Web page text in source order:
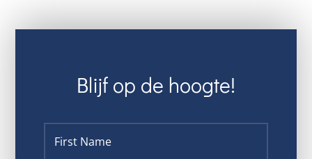
Blijf op de hoogte!